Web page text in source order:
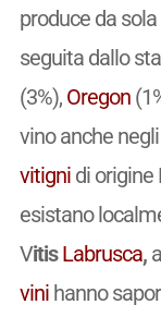
produce da
seguita dallo
(3%), Oregon
vino anche
vitignidi origine
esistano
VitisLabrusca,
vinihanno